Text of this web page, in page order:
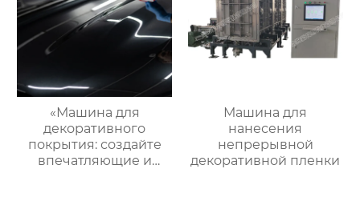
«Машина для
декоративного
покрытия: создайте
впечатляющие и
Машина для
нанесения
непрерывной
декоративной пленки